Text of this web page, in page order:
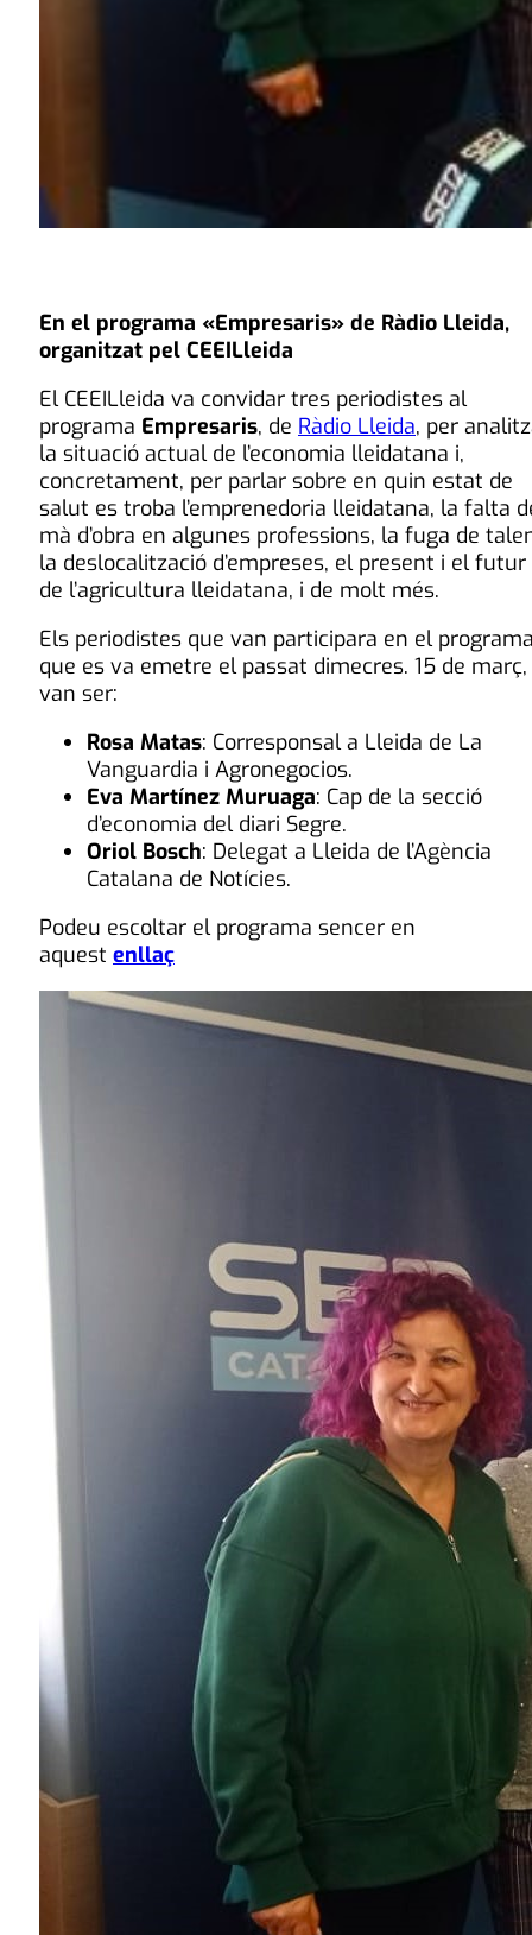
En el programa «Empresaris» de Ràdio Lleida,
organitzat pel CEEILleida
El CEEILleida va convidar tres periodistes al
programa Empresaris, de Ràdio Lleida, per
la situació actual de l’economia lleidatana i,
concretament, per parlar sobre en quin estat de
salut es troba l’emprenedoria lleidatana, la falta
mà d’obra en algunes professions, la fuga de
la deslocalització d’empreses, el present i el futur
de l’agricultura lleidatana, i de molt més.
Els periodistes que van participara en el
que es va emetre el passat dimecres. 15 de març,
van ser:
Rosa Matas: Corresponsal a Lleida de La
Vanguardia i Agronegocios.
Eva Martínez Muruaga: Cap de la secció
d’economia del diari Segre.
Oriol Bosch: Delegat a Lleida de l’Agència
Catalana de Notícies.
Podeu escoltar el programa sencer en
aquest enllaç